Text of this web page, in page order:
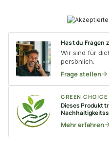
Hast du Fragen
Wir sind für
persönlich.
Frage stellen
GREEN CHOICE
Dieses Produkt
Mehr erfahren